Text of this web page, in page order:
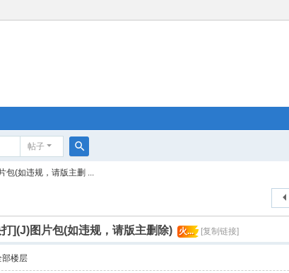
帖子
搜
包(如违规，请版主删 ...
](J)图片包(如违规，请版主删除) 火... [复制链接]
部楼层